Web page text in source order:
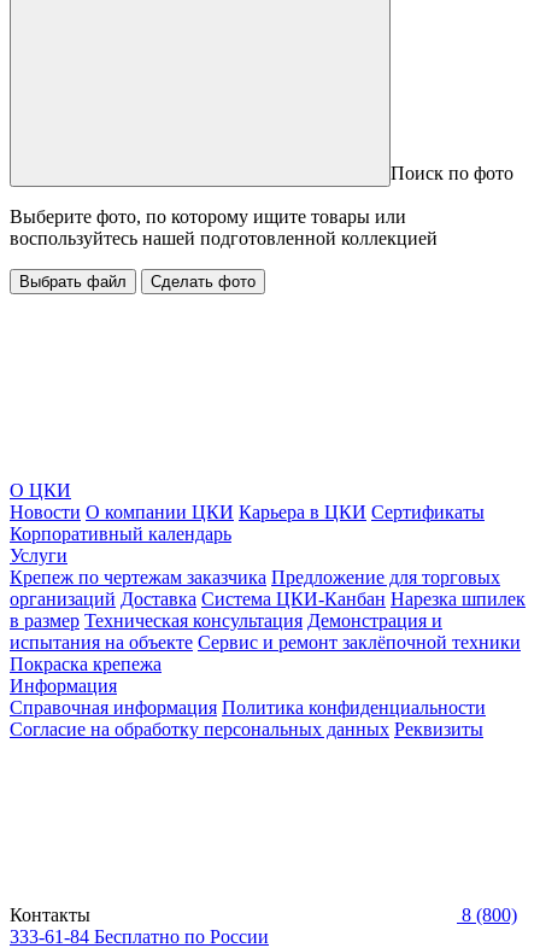
Поиск по фото
Выберите фото, по которому ищите товары или
воспользуйтесь нашей подготовленной коллекцией
Выбрать файл Сделать фото
О ЦКИ
Новости О компании ЦКИ Карьера в ЦКИ Сертификаты
Корпоративный календарь
Услуги
Крепеж по чертежам заказчика Предложение для торговых
организаций Доставка Система ЦКИ-Канбан Нарезка шпилек
в размер Техническая консультация Демонстрация и
испытания на объекте Сервис и ремонт заклёпочной техники
Покраска крепежа
Информация
Справочная информация Политика конфиденциальности
Согласие на обработку персональных данных Реквизиты
Контакты
8 (800)
333-61-84 Бесплатно по России